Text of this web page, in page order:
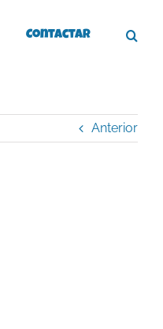
Contactar
Anterior